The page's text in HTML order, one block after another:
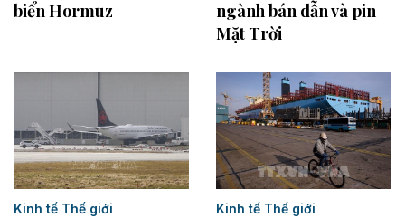
biển Hormuz
ngành bán dẫn và pin
Mặt Trời
Kinh tế Thế giới Kinh tế Thế giới